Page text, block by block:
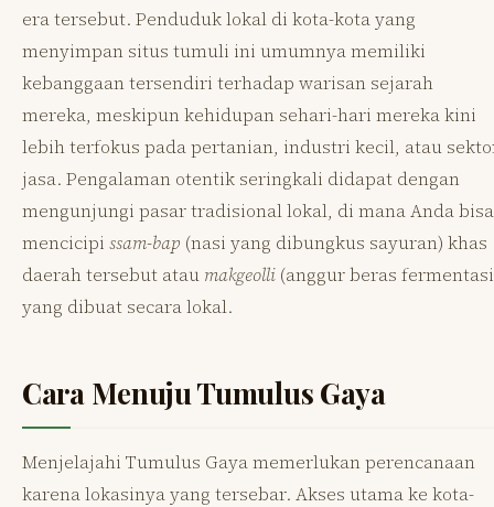
era tersebut. Penduduk lokal di kota-kota yang
menyimpan situs tumuli ini umumnya memiliki
kebanggaan tersendiri terhadap warisan sejarah
mereka, meskipun kehidupan sehari-hari mereka kini
lebih terfokus pada pertanian, industri kecil, atau
jasa. Pengalaman otentik seringkali didapat dengan
mengunjungi pasar tradisional lokal, di mana Anda bisa
mencicipi ssam-bap (nasi yang dibungkus sayuran) khas
daerah tersebut atau makgeolli (anggur beras
yang dibuat secara lokal.
Cara Menuju Tumulus Gaya
Menjelajahi Tumulus Gaya memerlukan perencanaan
karena lokasinya yang tersebar. Akses utama ke kota-